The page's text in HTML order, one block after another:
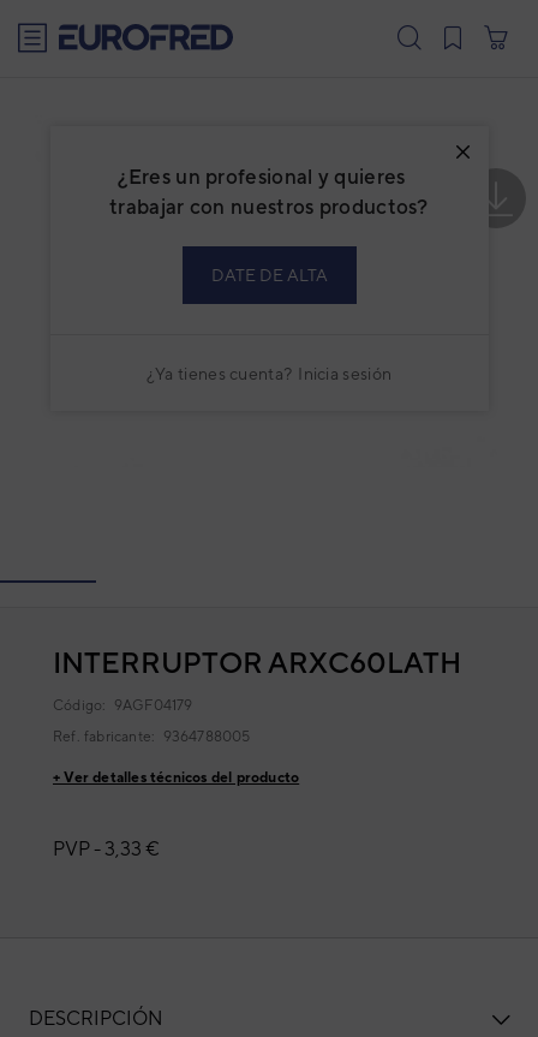
¿Eres un profesional y quieres
trabajar con nuestros productos?
DATE DE ALTA
¿Ya tienes cuenta? Inicia sesión
INTERRUPTOR ARXC60LATH
Código: 9AGF04179
Ref. fabricante: 9364788005
+ Ver detalles técnicos del producto
PVP - 3,33 €
DESCRIPCIÓN